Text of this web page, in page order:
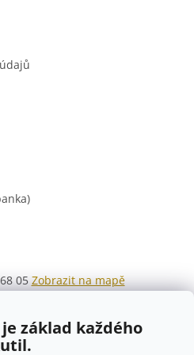
základ každého
05 Zobrazit na mapě